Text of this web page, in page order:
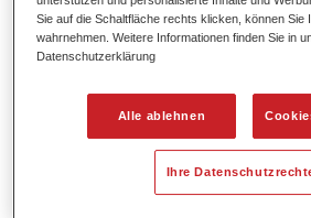
Effektlackierungen.
Produktmerkmale
1,5 Spritzgängen.
Bietet ein gutes Standvermögen.
Verfügt über ein hohes
Besitzt eine hohe
Sie auf die Schaltfläche rechts klicken, können
wahrnehmen. Weitere Informationen finden Sie in
Datenschutzerklärung
Alle ablehnen
Ihre